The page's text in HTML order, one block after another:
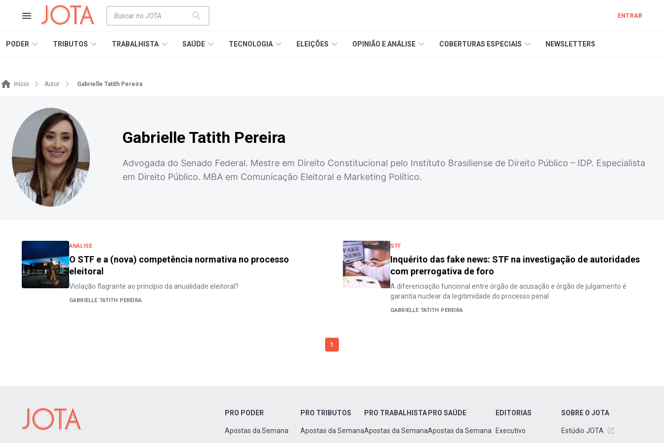
ENTRAR
PODER TRIBUTOS TRABALHISTA SAÚDE TECNOLOGIA ELEIÇÕES OPINIÃO E ANÁLISE COBERTURAS ESPECIAIS NEWSLETTERS
Início Autor Gabrielle Tatith Pereira
Gabrielle Tatith Pereira
Advogada do Senado Federal. Mestre em Direito Constitucional pelo Instituto Brasiliense de Direito Público – IDP. Especialista
em Direito Público. MBA em Comunicação Eleitoral e Marketing Político.
ANÁLISE
O STF e a (nova) competência normativa no processo
eleitoral
Violação flagrante ao princípio da anualidade eleitoral?
GABRIELLE TATITH PEREIRA
STF
Inquérito das fake news: STF na investigação de autoridades
com prerrogativa de foro
A diferenciação funcional entre órgão de acusação e órgão de julgamento é
garantia nuclear da legitimidade do processo penal
GABRIELLE TATITH PEREIRA
1
PRO PODER
Apostas da Semana
PRO TRIBUTOS
Apostas da Semana
PRO TRABALHISTA
Apostas da Semana
PRO SAÚDE
Apostas da Semana
EDITORIAS
Executivo
SOBRE O JOTA
Estúdio JOTA